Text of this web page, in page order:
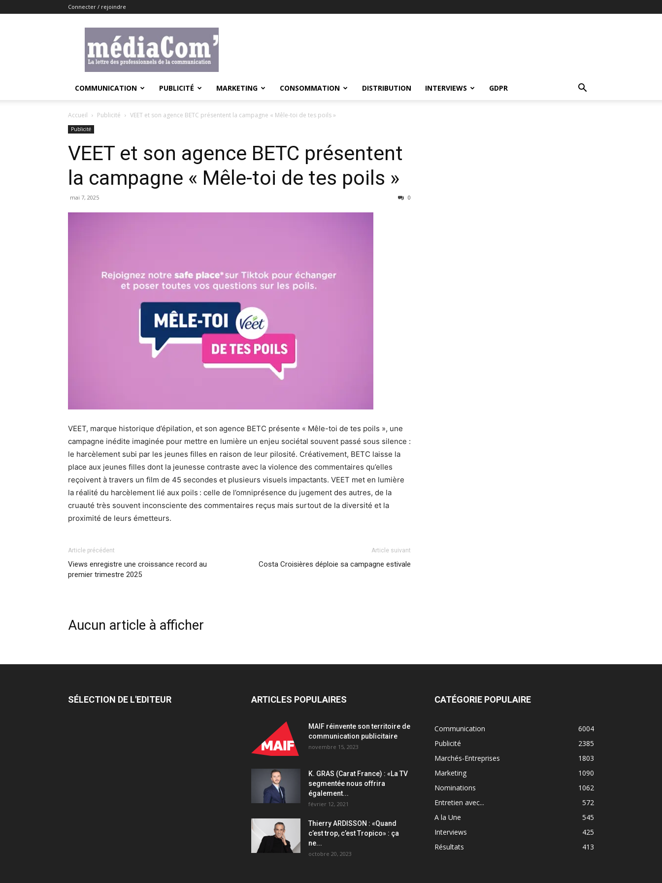
Connecter / rejoindre
COMMUNICATION PUBLICITÉ MARKETING CONSOMMATION DISTRIBUTION INTERVIEWS GDPR
Accueil Publicité VEET et son agence BETC présentent la campagne « Mêle-toi de tes poils »
Publicité
VEET et son agence BETC présentent
la campagne « Mêle-toi de tes poils »
mai 7, 2025 0
VEET, marque historique d’épilation, et son agence BETC présente « Mêle-toi de tes poils », une
campagne inédite imaginée pour mettre en lumière un enjeu sociétal souvent passé sous silence :
le harcèlement subi par les jeunes filles en raison de leur pilosité. Créativement, BETC laisse la
place aux jeunes filles dont la jeunesse contraste avec la violence des commentaires qu’elles
reçoivent à travers un film de 45 secondes et plusieurs visuels impactants. VEET met en lumière
la réalité du harcèlement lié aux poils : celle de l’omniprésence du jugement des autres, de la
cruauté très souvent inconsciente des commentaires reçus mais surtout de la diversité et la
proximité de leurs émetteurs.
Article précédent
Views enregistre une croissance record au
premier trimestre 2025
Article suivant
Costa Croisières déploie sa campagne estivale
Aucun article à afficher
SÉLECTION DE L'EDITEUR ARTICLES POPULAIRES
MAIF réinvente son territoire de
communication publicitaire
novembre 15, 2023
K. GRAS (Carat France) : «La TV
segmentée nous offrira
également...
février 12, 2021
Thierry ARDISSON : «Quand
c’est trop, c’est Tropico» : ça
ne...
octobre 20, 2023
CATÉGORIE POPULAIRE
Communication
6004
Publicité
2385
Marchés-Entreprises
1803
Marketing
1090
Nominations
1062
Entretien avec...
572
A la Une
545
Interviews
425
Résultats
413